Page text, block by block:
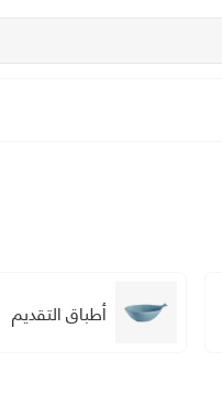
أطباق التقديم